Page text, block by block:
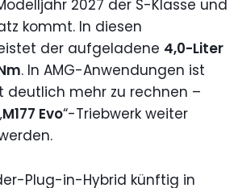
2027 der S-Klasse und
kommt. In diesen
der aufgeladene 4,0-Liter
. In AMG-Anwendungen ist
mehr zu rechnen –
M177 Evo“-Triebwerk weiter
Plug-in-Hybrid künftig in